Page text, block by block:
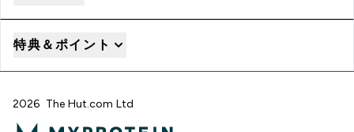
特典＆ポイント
2026 The Hut.com Ltd